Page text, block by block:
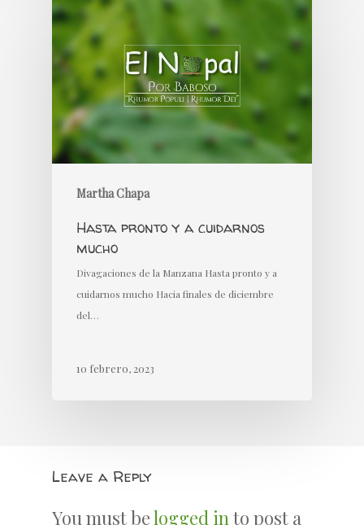
Martha Chapa
Hasta pronto y a cuidarnos
mucho
Divagaciones de la Manzana Hasta pronto y a
cuidarnos mucho Hacia finales de diciembre
del…
10 febrero, 2023
Leave a Reply
You must belogged into post a